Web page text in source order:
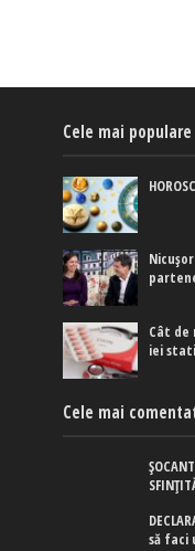
Cele mai populare
Cât de
iei
Cele mai
să faci